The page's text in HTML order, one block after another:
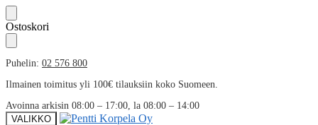
Skip
to
navigation
Skip
to
content
Ostoskori
Puhelin: 02 576 800
Ilmainen toimitus yli 100€ tilauksiin koko Suomeen.
Avoinna arkisin 08:00 – 17:00, la 08:00 – 14:00
VALIKKO